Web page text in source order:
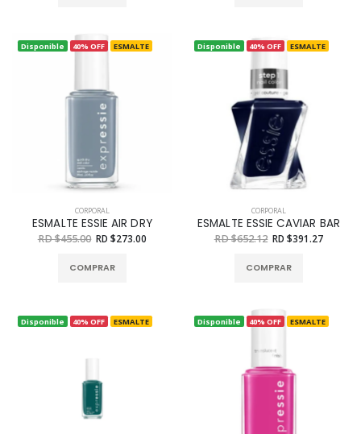
Disponible 40% OFF ESMALTE
CORPORAL
ESMALTE ESSIE AIR DRY
RD $455.00 RD $273.00
COMPRAR
Disponible 40% OFF ESMALTE
CORPORAL
ESMALTE ESSIE CAVIAR BAR
RD $652.12 RD $391.27
COMPRAR
Disponible 40% OFF ESMALTE Disponible 40% OFF ESMALTE